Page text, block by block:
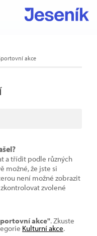
akce
a třídit podle různých
možné, že jste si
není možné zobrazit
zvolené
akce". Zkuste
Kulturní akce.